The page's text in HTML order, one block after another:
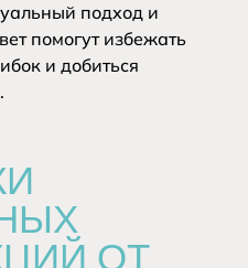
подход и
помогут избежать
и добиться